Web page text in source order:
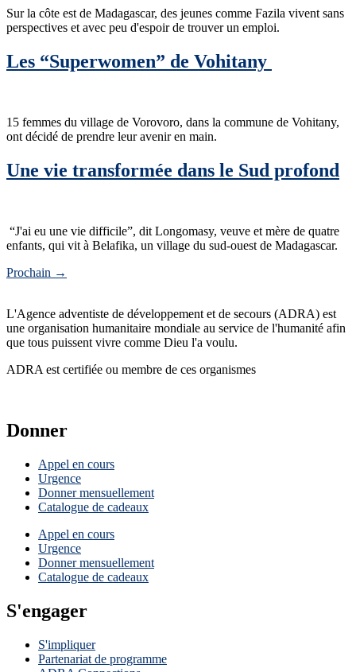
Sur la côte est de Madagascar, des jeunes comme Fazila vivent sans
perspectives et avec peu d'espoir de trouver un emploi.
Les “Superwomen” de Vohitany
15 femmes du village de Vorovoro, dans la commune de Vohitany,
ont décidé de prendre leur avenir en main.
Une vie transformée dans le Sud profond
“J'ai eu une vie difficile”, dit Longomasy, veuve et mère de quatre
enfants, qui vit à Belafika, un village du sud-ouest de Madagascar.
Prochain →
L'Agence adventiste de développement et de secours (ADRA) est
une organisation humanitaire mondiale au service de l'humanité afin
que tous puissent vivre comme Dieu l'a voulu.
ADRA est certifiée ou membre de ces organismes
Donner
Appel en cours
Urgence
Donner mensuellement
Catalogue de cadeaux
Appel en cours
Urgence
Donner mensuellement
Catalogue de cadeaux
S'engager
S'impliquer
Partenariat de programme